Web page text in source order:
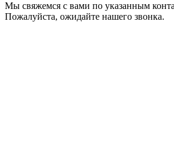
Мы свяжемся с вами по указанным
Пожалуйста, ожидайте нашего звонка.